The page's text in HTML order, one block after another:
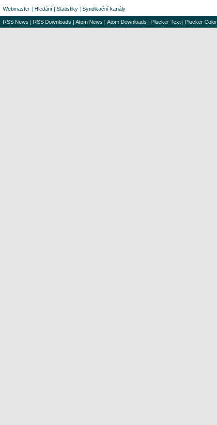
Webmaster | Hledání | Statistiky | Syndikační kanály
RSS News | RSS Downloads | Atom News | Atom Downloads | Plucker Text | Plucker Color